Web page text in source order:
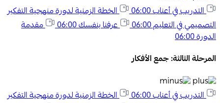
التدريب في أعناب06:00
الخطة الزمنية لدورة منهجية التفكير
التصميمي في التعليم06:00 عرفنا بنفسك06:00
مقدمة
الدورة06:00
المرحلة الثالثة: جمع الأفكار
التدريب في أعناب06:00
الخطة الزمنية لدورة منهجية التفكير